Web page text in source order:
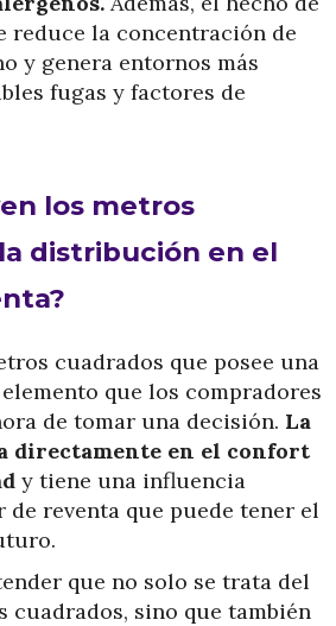
reduce la concentración de
y genera entornos más
fugas y factores de
los metros
distribución en el
cuadrados que posee una
que los compradores
de tomar una decisión. La
directamente en el confort
y tiene una influencia
reventa que puede tener el
que no solo se trata del
cuadrados, sino que también